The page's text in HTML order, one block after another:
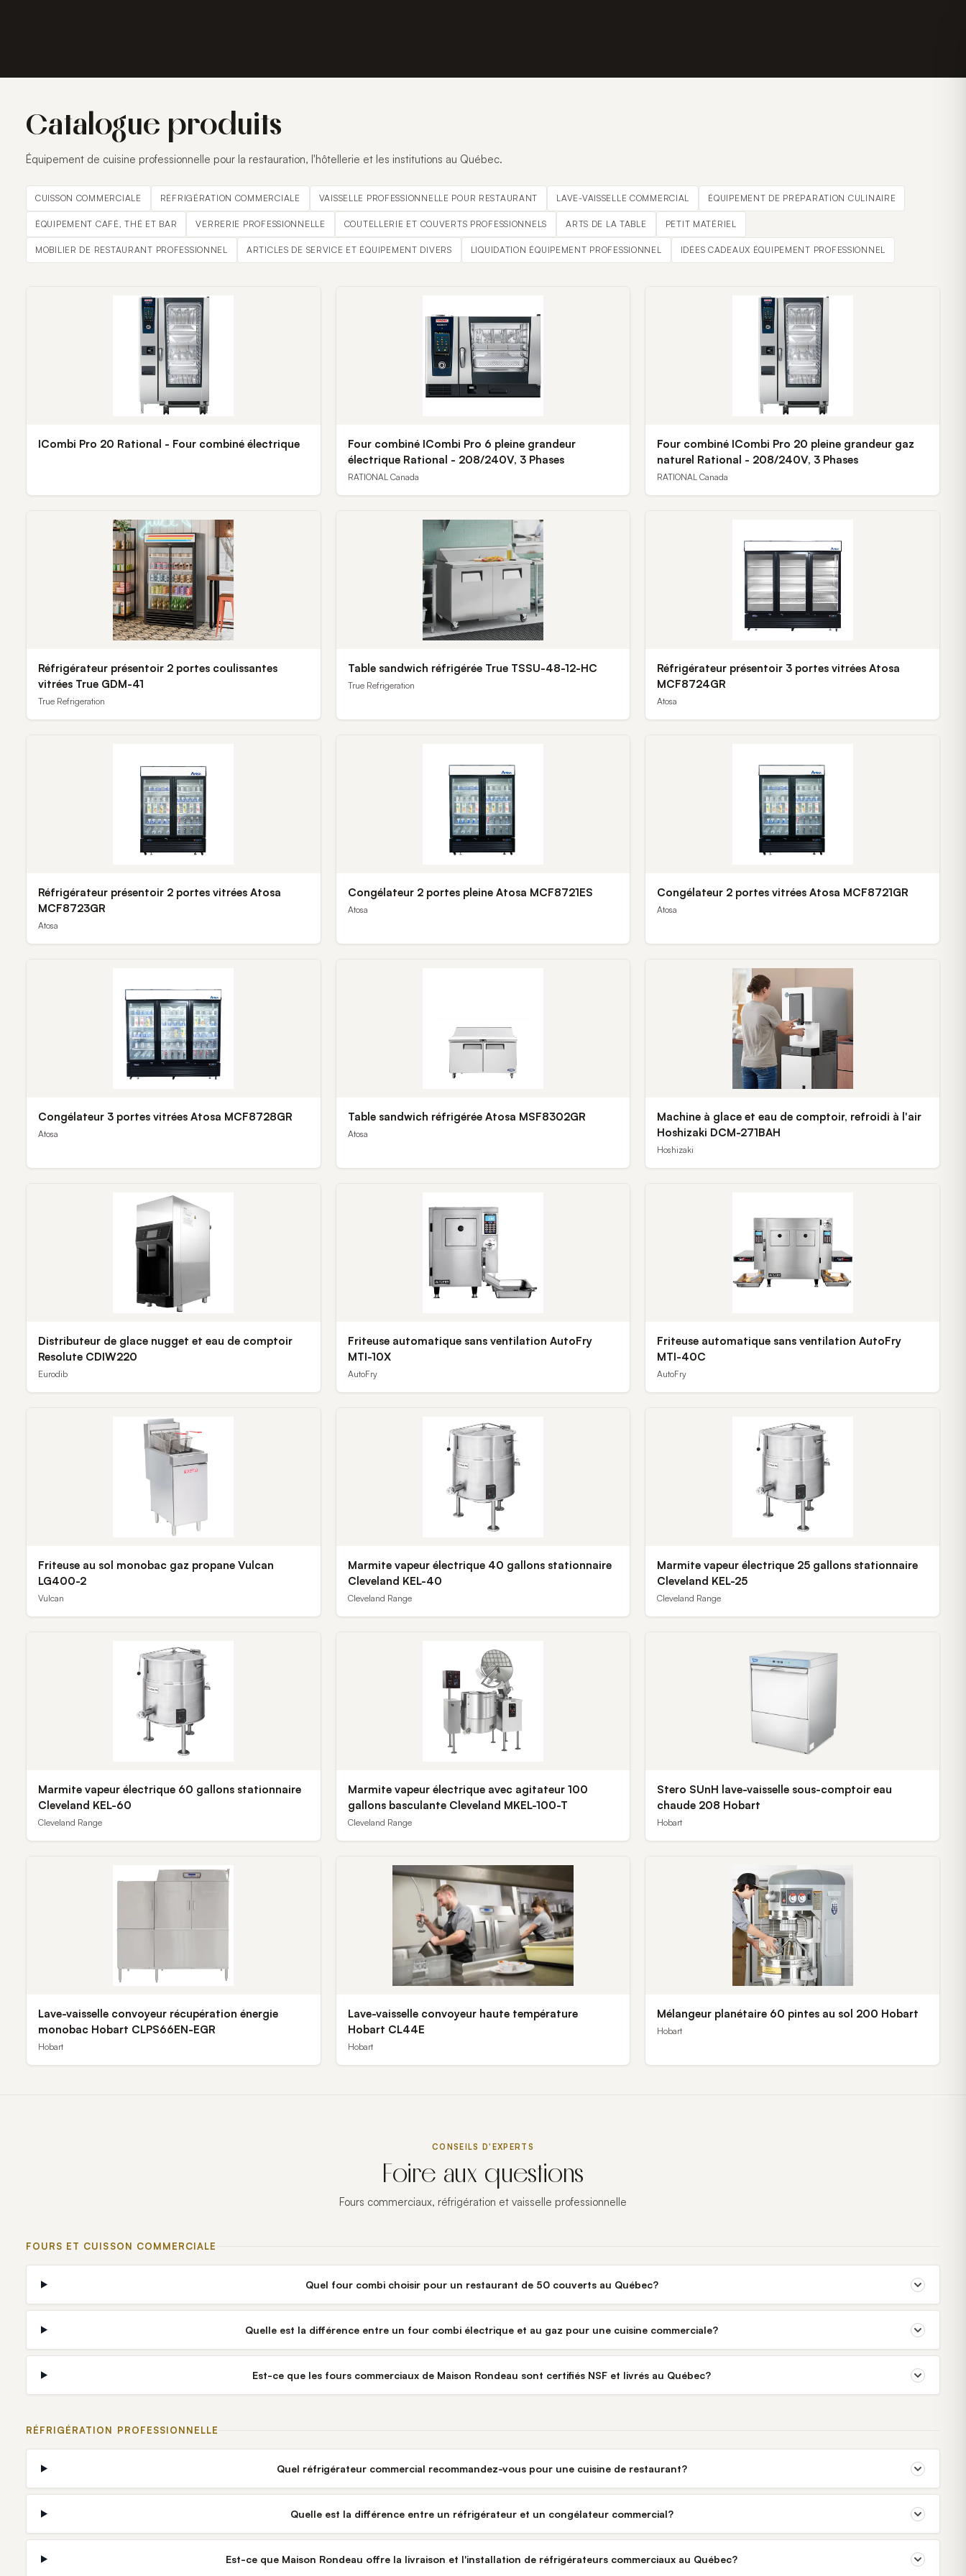
Catalogue produits
Équipement de cuisine professionnelle pour la restauration, l'hôtellerie et les institutions au Québec.
CUISSON COMMERCIALE RÉFRIGÉRATION COMMERCIALE VAISSELLE PROFESSIONNELLE POUR RESTAURANT LAVE-VAISSELLE COMMERCIAL ÉQUIPEMENT DE PRÉPARATION CULINAIRE
ÉQUIPEMENT CAFÉ, THÉ ET BAR VERRERIE PROFESSIONNELLE COUTELLERIE ET COUVERTS PROFESSIONNELS ARTS DE LA TABLE PETIT MATÉRIEL
MOBILIER DE RESTAURANT PROFESSIONNEL ARTICLES DE SERVICE ET ÉQUIPEMENT DIVERS LIQUIDATION ÉQUIPEMENT PROFESSIONNEL IDÉES CADEAUX ÉQUIPEMENT PROFESSIONNEL
ICombi Pro 20 Rational - Four combiné électrique
Four combiné ICombi Pro 6 pleine grandeur
électrique Rational - 208/240V, 3 Phases
RATIONAL Canada
Four combiné ICombi Pro 20 pleine grandeur gaz
naturel Rational - 208/240V, 3 Phases
RATIONAL Canada
Réfrigérateur présentoir 2 portes coulissantes
vitrées True GDM-41
True Refrigeration
Table sandwich réfrigérée True TSSU-48-12-HC
True Refrigeration
Réfrigérateur présentoir 3 portes vitrées Atosa
MCF8724GR
Atosa
Réfrigérateur présentoir 2 portes vitrées Atosa
MCF8723GR
Atosa
Congélateur 2 portes pleine Atosa MCF8721ES
Atosa
Congélateur 2 portes vitrées Atosa MCF8721GR
Atosa
Congélateur 3 portes vitrées Atosa MCF8728GR
Atosa
Table sandwich réfrigérée Atosa MSF8302GR
Atosa
Machine à glace et eau de comptoir, refroidi à l'air
Hoshizaki DCM-271BAH
Hoshizaki
Distributeur de glace nugget et eau de comptoir
Resolute CDIW220
Eurodib
Friteuse automatique sans ventilation AutoFry
MTI-10X
AutoFry
Friteuse automatique sans ventilation AutoFry
MTI-40C
AutoFry
Friteuse au sol monobac gaz propane Vulcan
LG400-2
Vulcan
Marmite vapeur électrique 40 gallons stationnaire
Cleveland KEL-40
Cleveland Range
Marmite vapeur électrique 25 gallons stationnaire
Cleveland KEL-25
Cleveland Range
Marmite vapeur électrique 60 gallons stationnaire
Cleveland KEL-60
Cleveland Range
Marmite vapeur électrique avec agitateur 100
gallons basculante Cleveland MKEL-100-T
Cleveland Range
Stero SUnH lave-vaisselle sous-comptoir eau
chaude 208 Hobart
Hobart
Lave-vaisselle convoyeur récupération énergie
monobac Hobart CLPS66EN-EGR
Hobart
Lave-vaisselle convoyeur haute température
Hobart CL44E
Hobart
Mélangeur planétaire 60 pintes au sol 200 Hobart
Hobart
CONSEILS D'EXPERTS
Foire aux questions
Fours commerciaux, réfrigération et vaisselle professionnelle
FOURS ET CUISSON COMMERCIALE
Quel four combi choisir pour un restaurant de 50 couverts au Québec?
Quelle est la différence entre un four combi électrique et au gaz pour une cuisine commerciale?
Est-ce que les fours commerciaux de Maison Rondeau sont certifiés NSF et livrés au Québec?
RÉFRIGÉRATION PROFESSIONNELLE
Quel réfrigérateur commercial recommandez-vous pour une cuisine de restaurant?
Quelle est la différence entre un réfrigérateur et un congélateur commercial?
Est-ce que Maison Rondeau offre la livraison et l'installation de réfrigérateurs commerciaux au Québec?